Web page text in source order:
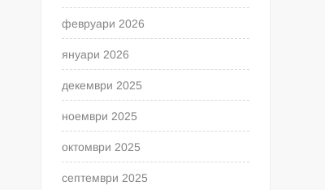
февруари 2026
януари 2026
декември 2025
ноември 2025
октомври 2025
септември 2025